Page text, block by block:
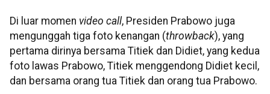
Di luar momen video call, Presiden Prabowo juga
mengunggah tiga foto kenangan (throwback), yang
pertama dirinya bersama Titiek dan Didiet, yang kedua
foto lawas Prabowo, Titiek menggendong Didiet kecil,
dan bersama orang tua Titiek dan orang tua Prabowo.